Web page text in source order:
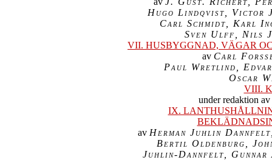
Hugo Lindqvist, Victor
Carl Schmidt, Karl
Sven Ulff, Nils
VII. HUSBYGGNAD, VÄGAR
av Carl
Paul Wretlind,
Oscar
VIII.
under redaktion av
IX.
av Herman Juhlin
Bertil Oldenburg,
Juhlin-Dannfelt, Gunnar